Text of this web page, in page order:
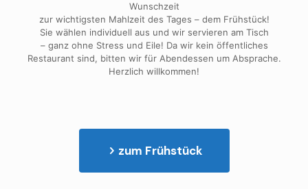
Wunschzeit
zur wichtigsten Mahlzeit des Tages – dem Frühstück!
Sie wählen individuell aus und wir servieren am Tisch
– ganz ohne Stress und Eile! Da wir kein öffentliches
Restaurant sind, bitten wir für Abendessen um Absprache.
Herzlich willkommen!
zum Frühstück